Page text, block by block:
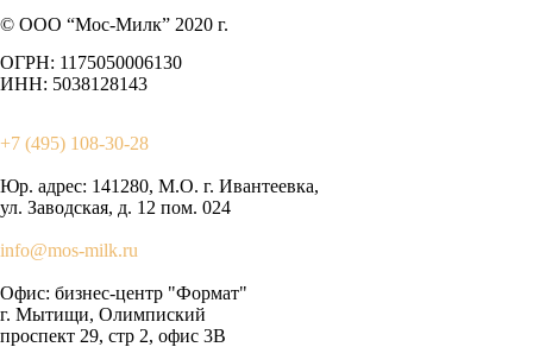
© ООО “Мос-Милк” 2020 г.
ОГРН: 1175050006130
ИНН: 5038128143
+7 (495) 108-30-28
Юр. адрес: 141280, М.О. г. Ивантеевка,
ул. Заводская, д. 12 пом. 024
info@mos-milk.ru
Офис: бизнес-центр "Формат"
г. Мытищи, Олимпиский
проспект 29, стр 2, офис 3B